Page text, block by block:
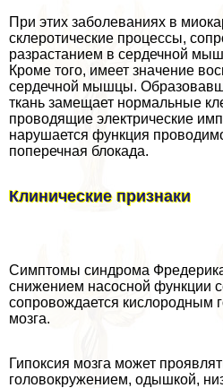
При этих заболеваниях в
склеротические процессы,
разрастанием в сердечной
Кроме того, имеет значение
сердечной мышцы.
ткань замещает нормальные
проводящие электрические
нарушается функция
поперечная блокада.
Клинические признаки
Симптомы синдрома
снижением насосной функции
сопровождается кислородным
мозга.
Гипоксия мозга может
головокружением, одышкой,